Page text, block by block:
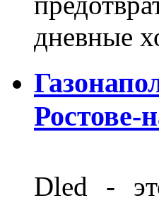
дневные
Ростове-
Dled -